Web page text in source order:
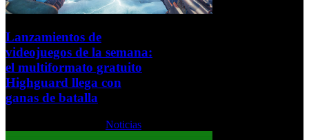
Lanzamientos de
videojuegos de la semana:
el multiformato gratuito
Highguard llega con
ganas de batalla
Noticias